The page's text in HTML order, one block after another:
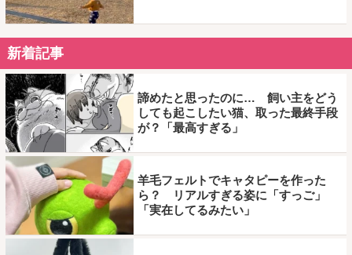
新着記事
諦めたと思ったのに… 飼い主をどう
しても起こしたい猫、取った最終手段
が？「最高すぎる」
羊毛フェルトでキャタピーを作った
ら？ リアルすぎる姿に「すっご」
「実在してるみたい」